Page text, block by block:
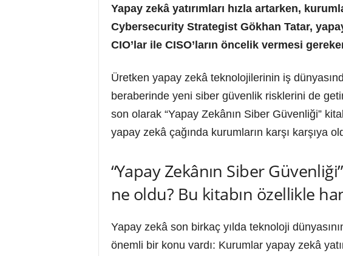
Yapay zekâ yatırımları hızla artarken,
Cybersecurity Strategist Gökhan Tatar,
CIO’lar ile CISO’ların öncelik vermesi
Üretken yapay zekâ teknolojilerinin iş
beraberinde yeni siber güvenlik risklerini de
son olarak “Yapay Zekânın Siber Güvenliği”
yapay zekâ çağında kurumların karşı karşıya
“Yapay Zekânın Siber
ne oldu? Bu kitabın özellikle
Yapay zekâ son birkaç yılda teknoloji
önemli bir konu vardı: Kurumlar yapay zekâ